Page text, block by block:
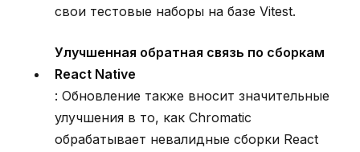
свои тестовые наборы на базе Vitest.
Улучшенная обратная связь по сборкам
React Native
: Обновление также вносит значительные
улучшения в то, как Chromatic
обрабатывает невалидные сборки React